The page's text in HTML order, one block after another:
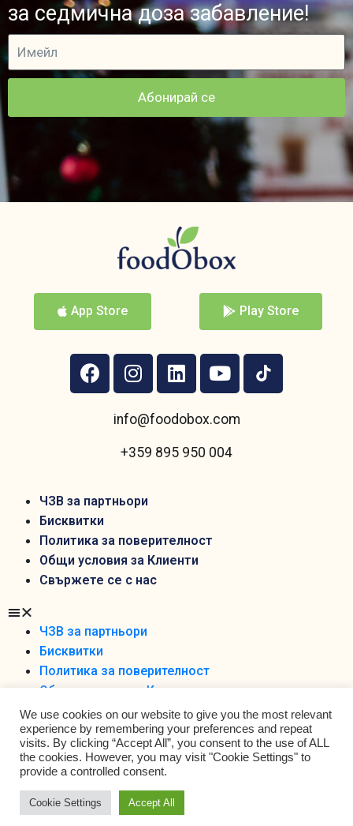
за седмична доза забавление!
Абонирай се
App Store Play Store
info@foodobox.com
+359 895 950 004
ЧЗВ за партньори
Бисквитки
Политика за поверителност
Общи условия за Клиенти
Свържете се с нас
ЧЗВ за партньори
Бисквитки
Политика за поверителност
Общи условия за Клиенти
Свържете се с нас
Foodobox 2021 Ltd ©
We use cookies on our website to give you the most relevant
experience by remembering your preferences and repeat
visits. By clicking “Accept All”, you consent to the use of ALL
the cookies. However, you may visit "Cookie Settings" to
provide a controlled consent.
Cookie Settings Accept All